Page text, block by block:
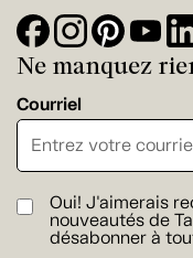
Ne manquez
Courriel
Oui! J'aimerais
nouveautés de
désabonner à